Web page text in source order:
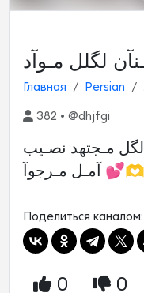
لگلل مـوآد
Главная Persian
382 • @dhjfgi
لگل مـجتهد نصـيب 🫶...ولگل خطـوة تحقيق
آمـل مـرجوآ 💕🫶
Поделиться каналом:
0 0